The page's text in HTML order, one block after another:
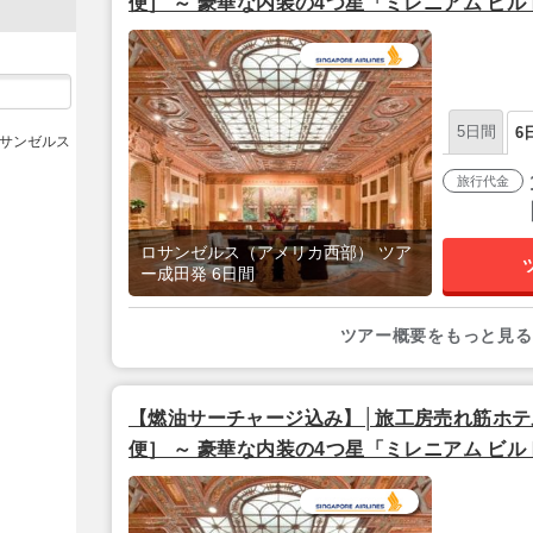
ンゼルス
ス フリープラン 4泊 6日 【成田発／シンガポ
ロサンゼルス（アメリカ西部） ツア
ー成田発 6日間
5日間 6
旅行代金
ツアー概要をもっと見る
【燃油サーチャージ込み】│旅工房売れ筋ホ
便］ ～ 豪華な内装の4つ星「ミレニアム ビ
ス フリープラン 5泊 7日 【成田発／シンガポ